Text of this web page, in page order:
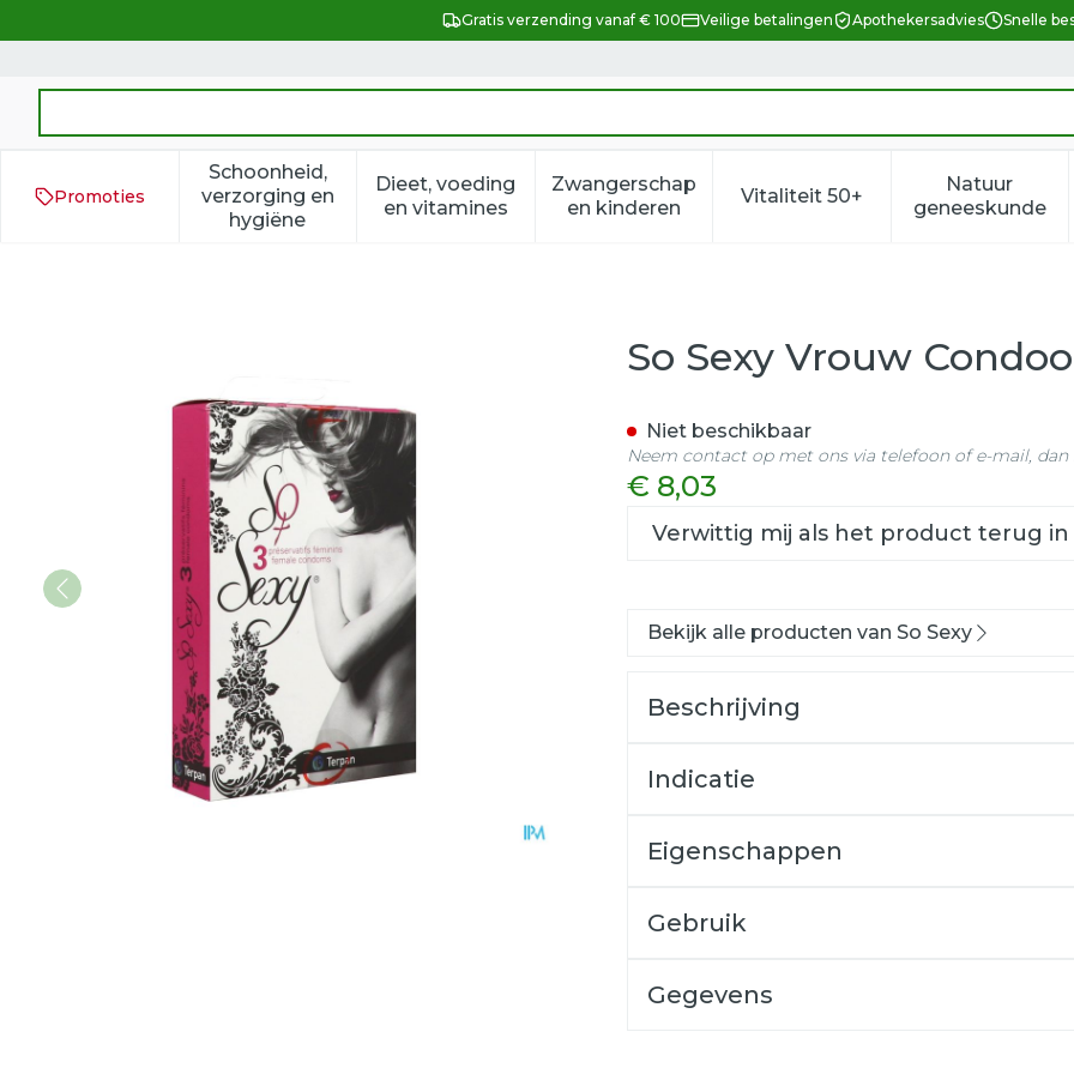
Gratis verzending vanaf € 100 Veilige betalingen Apothekersadvies Snelle
Promoties
Schoonheid,
verzorging en
hygiëne
Toon submenu voor Schoonheid, verzorging en hygiëne categorie
Dieet, voeding
en vitaminesToon submenu voor Dieet, voeding en vitamines categorie
Zwangerschap
en kinderenToon submenu voor Zwangerschap en
Vitaliteit 50+Toon submenu voor
Natuur
geneeskunde
Toon
So Sexy Vrouw
€ 8,03
Verwittig mij als het product terug in
Niet beschikbaar
Neem contact op met ons via telefoon of e-mail,
Bekijk alle producten van So Sexy
Beschrijving
Indicatie
Eigenschappen
Gebruik
Gegevens